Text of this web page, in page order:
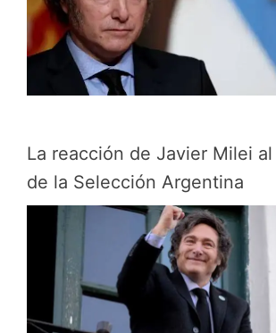
La reacción de Javier Milei
de la Selección Argentina